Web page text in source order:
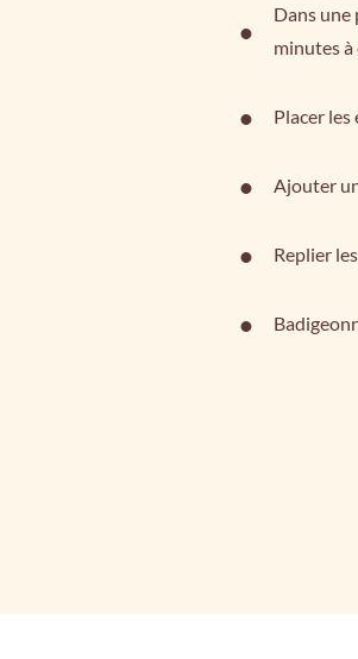
Dans une
minutes
Placer les
Ajouter
Replier